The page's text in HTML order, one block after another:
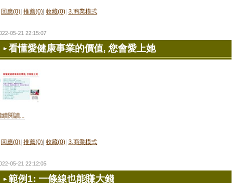
回應(0)| 推薦(0)| 收藏(0)| 3.商業模式
05-21 22:15:07
看懂愛健康事業的價值, 您會愛上她
續閱讀...
回應(0)| 推薦(0)| 收藏(0)| 3.商業模式
05-21 22:12:05
範例1: 一條線也能賺大錢